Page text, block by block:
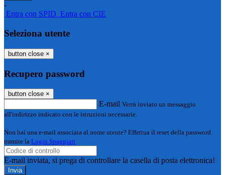
-
Entra con SPID Entra con CIE
Seleziona utente
button close ×
Recupero password
button close ×
E-mail Verrà inviato un messaggio
all'indirizzo indicato con le istruzioni necessarie.
Non hai una e-mail associata al nome utente? Effettua il reset della password
tramite la Login Spaggiari
E-mail inviata, si prega di controllare la casella di posta elettronica!